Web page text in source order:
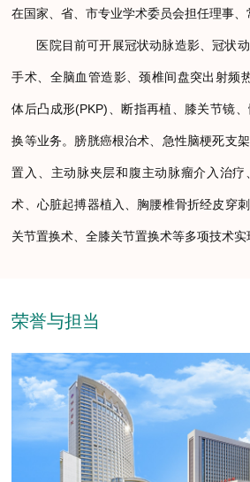
在国家、省、市专业学术委员会担任理事、
医院目前可开展冠状动脉造影、冠状
手术、全脑血管造影、颈椎间盘突出射频
体后凸成形(PKP)、断指再植、膝关节镜
换等业务。膀胱癌根治术、急性脑梗死支
置入、主动脉夹层和腹主动脉瘤介入治
术、心脏起搏器植入、胸腰椎骨折经皮穿
关节置换术、全膝关节置换术等多项技术实
荣誉与担当